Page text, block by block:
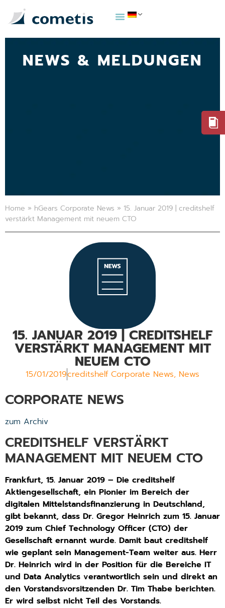
NEWS & MELDUNGEN
Home » hGears Corporate News » 15. Januar 2019 | creditshelf
verstärkt Management mit neuem CTO
15. JANUAR 2019 | CREDITSHELF
VERSTÄRKT MANAGEMENT MIT
NEUEM CTO
15/01/2019creditshelf Corporate News, News
CORPORATE NEWS
zum Archiv
CREDITSHELF VERSTÄRKT
MANAGEMENT MIT NEUEM CTO
Frankfurt, 15. Januar 2019 – Die creditshelf
Aktiengesellschaft, ein Pionier im Bereich der
digitalen Mittelstandsfinanzierung in Deutschland,
gibt bekannt, dass Dr. Gregor Heinrich zum 15. Januar
2019 zum Chief Technology Officer (CTO) der
Gesellschaft ernannt wurde. Damit baut creditshelf
wie geplant sein Management-Team weiter aus. Herr
Dr. Heinrich wird in der Position für die Bereiche IT
und Data Analytics verantwortlich sein und direkt an
den Vorstandsvorsitzenden Dr. Tim Thabe berichten.
Er wird selbst nicht Teil des Vorstands.